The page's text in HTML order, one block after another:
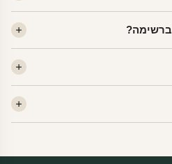
ברשימה?